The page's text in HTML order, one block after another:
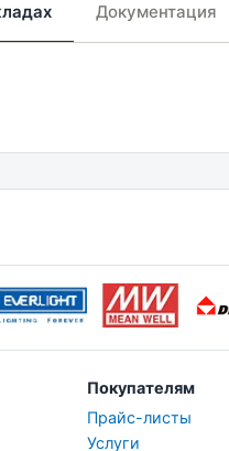
Документация
Покупателям
Прайс-листы
Услуги